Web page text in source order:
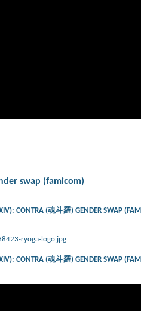
swap (famicom)
CONTRA (魂斗羅) GENDER SWAP
ryoga-logo.jpg
CONTRA (魂斗羅) GENDER SWAP